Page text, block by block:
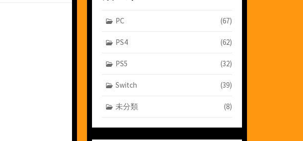
PC (67)
PS4 (62)
PS5 (32)
Switch (39)
未分類 (8)